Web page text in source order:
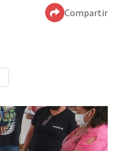
Compartir